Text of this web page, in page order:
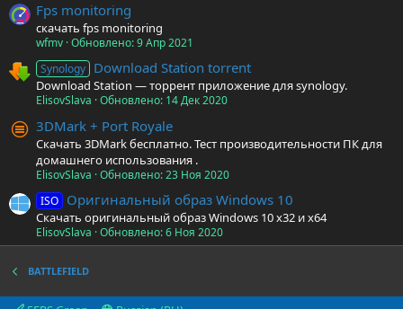
Fps monitoring
скачать fps monitoring
wfmv Обновлено:9 Апр 2021
Synology Download Station torrent
Download Station — торрент приложение для synology.
ElisovSlava Обновлено: 14 Дек 2020
3DMark + Port Royale
Скачать 3DMark бесплатно. Тест производительности ПК для
домашнего использования .
ElisovSlava Обновлено:23 Ноя 2020
ISO Оригинальный образ Windows 10
Скачать оригинальный образ Windows 10 x32 и x64
ElisovSlava Обновлено:6 Ноя 2020
BATTLEFIELD